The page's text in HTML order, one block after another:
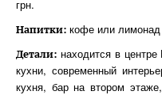
грн.
Напитки: кофе или лимонад
Детали: находится в центре
кухни, современный
кухня, бар на втором